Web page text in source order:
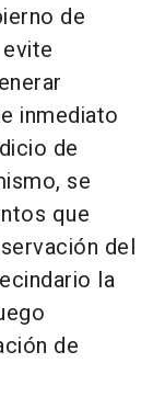
de
inmediato
de
se
que
del
la
de